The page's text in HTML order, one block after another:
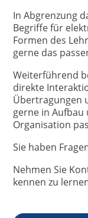
In Abgrenzung
Begriffe für
Formen des
gerne das
Weiterführend
direkte
Übertragungen
gerne in
Organisation
Sie haben
Nehmen Sie
kennen zu